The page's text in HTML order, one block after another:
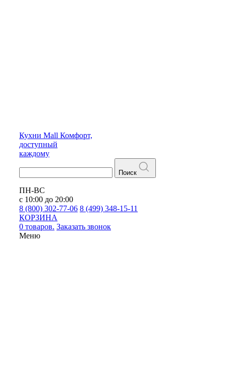
Кухни Mall Комфорт,
доступный
каждому
Поиск
ПН-ВС
с 10:00 до 20:00
8 (800) 302-77-06 8 (499) 348-15-11
КОРЗИНА
0 товаров. Заказать звонок
Меню